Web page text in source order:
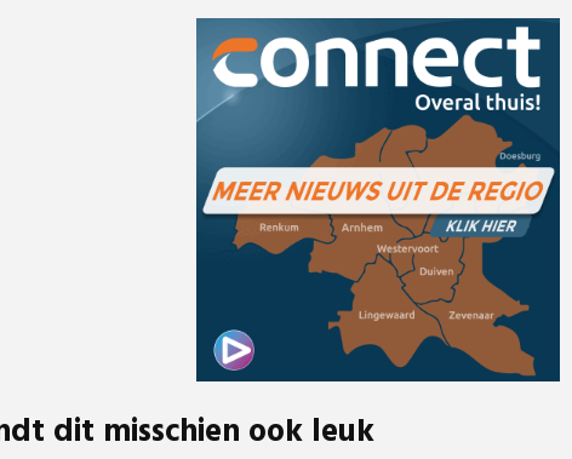
dit misschien ook leuk